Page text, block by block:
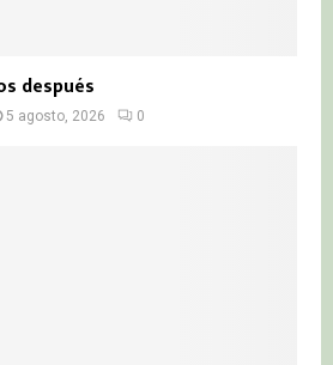
después
5 agosto, 2026 0